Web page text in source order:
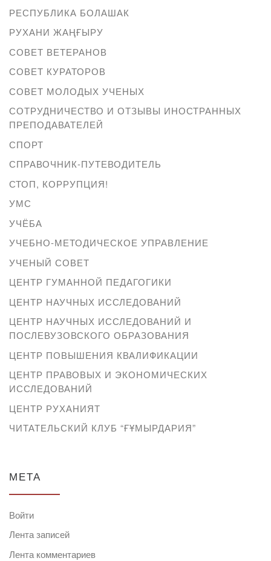
РЕСПУБЛИКА БОЛАШАК
РУХАНИ ЖАҢҒЫРУ
СОВЕТ ВЕТЕРАНОВ
СОВЕТ КУРАТОРОВ
СОВЕТ МОЛОДЫХ УЧЕНЫХ
СОТРУДНИЧЕСТВО И ОТЗЫВЫ ИНОСТРАННЫХ
ПРЕПОДАВАТЕЛЕЙ
СПОРТ
СПРАВОЧНИК-ПУТЕВОДИТЕЛЬ
СТОП, КОРРУПЦИЯ!
УМС
УЧЁБА
УЧЕБНО-МЕТОДИЧЕСКОЕ УПРАВЛЕНИЕ
УЧЕНЫЙ СОВЕТ
ЦЕНТР ГУМАННОЙ ПЕДАГОГИКИ
ЦЕНТР НАУЧНЫХ ИССЛЕДОВАНИЙ
ЦЕНТР НАУЧНЫХ ИССЛЕДОВАНИЙ И
ПОСЛЕВУЗОВСКОГО ОБРАЗОВАНИЯ
ЦЕНТР ПОВЫШЕНИЯ КВАЛИФИКАЦИИ
ЦЕНТР ПРАВОВЫХ И ЭКОНОМИЧЕСКИХ
ИССЛЕДОВАНИЙ
ЦЕНТР РУХАНИЯТ
ЧИТАТЕЛЬСКИЙ КЛУБ “ҒҰМЫРДАРИЯ”
МЕТА
Войти
Лента записей
Лента комментариев